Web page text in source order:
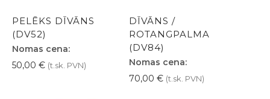
PELĒKS DĪVĀNS
(DV52)
Nomas cena:
50,00 € (t.sk. PVN)
DĪVĀNS /
ROTANGPALMA
(DV84)
Nomas cena:
70,00 € (t.sk. PVN)